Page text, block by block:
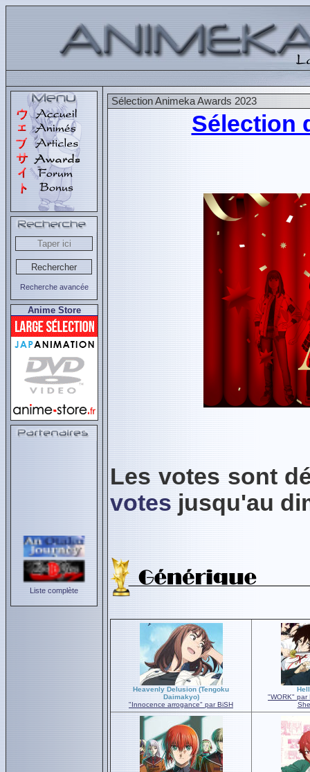
Recherche avancée
Anime Store
Liste complète
Sélection Animeka Awards 2023
Sélection
Les votes sont
votes jusqu'au
Heavenly Delusion (Tengoku
Daimakyo)
"Innocence arrogance" par BiSH
"WORK" par